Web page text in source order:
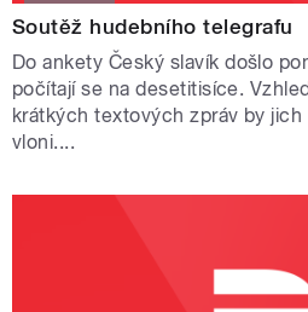
Soutěž hudebního telegrafu
Do ankety Český slavík došlo
počítají se na desetitisíce.
krátkých textových zpráv by
vloni....